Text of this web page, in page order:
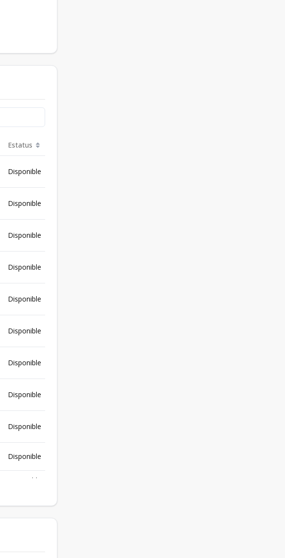
Estatus
Disponible
Disponible
Disponible
Disponible
Disponible
Disponible
Disponible
Disponible
Disponible
Disponible
Disponible
Disponible